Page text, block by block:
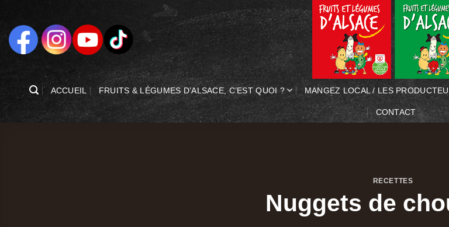
contenu
ACCUEIL FRUITS & LÉGUMES D’ALSACE, C’EST QUOI ? MANGEZ LOCAL / LES
CONTACT
RECETTES
Nuggets de